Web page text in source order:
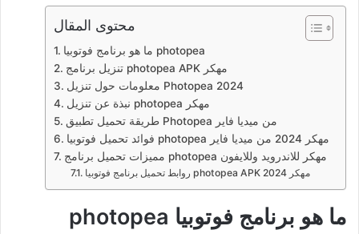
محتوى المقال
ما هو برنامج فوتوبيا photopea
تنزيل برنامج photopea APK مهكر
معلومات حول تنزيل Photopea 2024
طريقة تحميل تطبيق Photopea من ميديا فاير
فوائد تحميل فوتوبيا photopea مهكر 2024 من ميديا فاير
مميزات تحميل برنامج photopea مهكر للاندرويد وللايفون
روابط تحميل برنامج فوتوبيا photopea APK مهكر 2024
ما هو برنامج فوتوبيا photopea